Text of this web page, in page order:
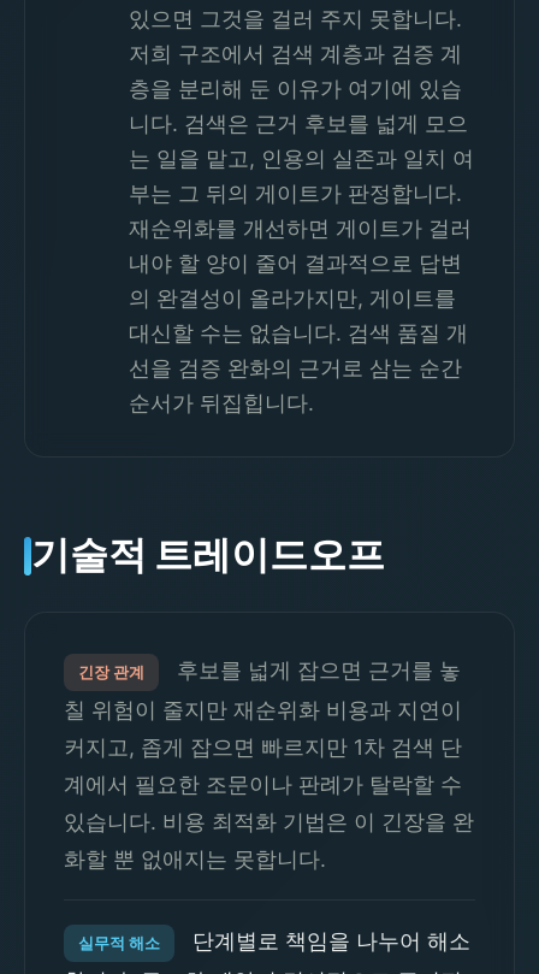
있으면 그것을 걸러 주지 못합니다.
저희 구조에서 검색 계층과 검증 계
층을 분리해 둔 이유가 여기에 있습
니다. 검색은 근거 후보를 넓게 모으
는 일을 맡고, 인용의 실존과 일치 여
부는 그 뒤의 게이트가 판정합니다.
재순위화를 개선하면 게이트가 걸러
내야 할 양이 줄어 결과적으로 답변
의 완결성이 올라가지만, 게이트를
대신할 수는 없습니다. 검색 품질 개
선을 검증 완화의 근거로 삼는 순간
순서가 뒤집힙니다.
기술적 트레이드오프
긴장 관계
후보를 넓게 잡으면 근거를 놓
칠 위험이 줄지만 재순위화 비용과 지연이
커지고, 좁게 잡으면 빠르지만 1차 검색 단
계에서 필요한 조문이나 판례가 탈락할 수
있습니다. 비용 최적화 기법은 이 긴장을 완
화할 뿐 없애지는 못합니다.
실무적 해소
단계별로 책임을 나누어 해소